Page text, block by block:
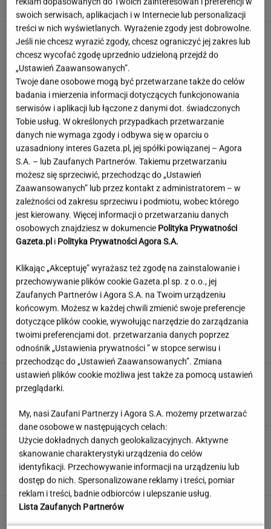
M. WOLNIAK
zwariowali"
Argentyna w żałobie. Oto co ojciec
zrobił dla Messiego. "Bądź silny, Leo"
SUBSKRYPCJA
Potężny quiz geograficzny dla wytrwałych. Kto
Second home nad morzem zyskuje na
popularności. Coraz więcej osób wybiera ten
model inwestowania
MATERIAŁ PROMOCYJNY
hematolog dostał podwyżkę, ale zarabia mniej
swoich serwisach, aplikacjach i w Internecie lub personalizacji
treści w nich wyświetlanych. Wyrażenie zgody jest dobrowolne.
Jeśli nie chcesz wyrazić zgody, chcesz ograniczyć jej zakres lub
chcesz wycofać zgodę uprzednio udzieloną przejdź do
„Ustawień Zaawansowanych”.
Twoje dane osobowe mogą być przetwarzane także do celów
badania i mierzenia informacji dotyczących funkcjonowania
serwisów i aplikacji lub łączone z danymi dot. świadczonych
Tobie usług. W określonych przypadkach przetwarzanie
danych nie wymaga zgody i odbywa się w oparciu o
uzasadniony interes Gazeta.pl, jej spółki powiązanej – Agora
S.A. – lub Zaufanych Partnerów. Takiemu przetwarzaniu
możesz się sprzeciwić, przechodząc do „Ustawień
Zaawansowanych” lub przez kontakt z administratorem – w
zależności od zakresu sprzeciwu i podmiotu, wobec którego
jest kierowany. Więcej informacji o przetwarzaniu danych
osobowych znajdziesz w dokumencie Polityka Prywatności
Gazeta.pl i Polityka Prywatności Agora S.A.
Klikając „Akceptuję” wyrażasz też zgodę na zainstalowanie i
przechowywanie plików cookie Gazeta.pl sp. z o.o., jej
Zaufanych Partnerów i Agora S.A. na Twoim urządzeniu
końcowym. Możesz w każdej chwili zmienić swoje preferencje
dotyczące plików cookie, wywołując narzędzie do zarządzania
twoimi preferencjami dot. przetwarzania danych poprzez
odnośnik „Ustawienia prywatności ” w stopce serwisu i
przechodząc do „Ustawień Zaawansowanych”. Zmiana
ustawień plików cookie możliwa jest także za pomocą ustawień
przeglądarki.
My, nasi Zaufani Partnerzy i Agora S.A. możemy przetwarzać
dane osobowe w następujących celach:
Użycie dokładnych danych geolokalizacyjnych. Aktywne
skanowanie charakterystyki urządzenia do celów
identyfikacji. Przechowywanie informacji na urządzeniu lub
dostęp do nich. Spersonalizowane reklamy i treści, pomiar
reklam i treści, badnie odbiorców i ulepszanie usług.
Lista Zaufanych Partnerów